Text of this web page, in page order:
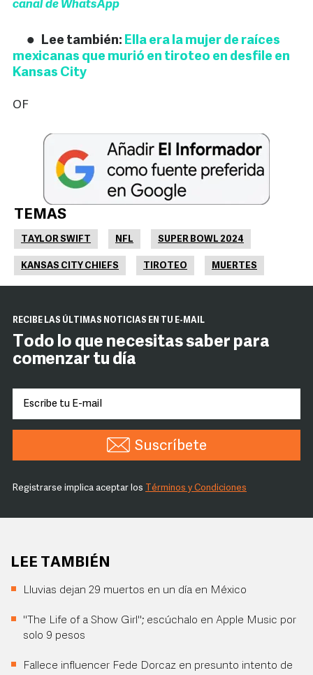
canal de WhatsApp
Lee también: Ella era la mujer de raíces
mexicanas que murió en tiroteo en desfile en
Kansas City
OF
TEMAS
TAYLOR SWIFT NFL SUPER BOWL 2024
KANSAS CITY CHIEFS TIROTEO MUERTES
RECIBE LAS ÚLTIMAS NOTICIAS EN TU E-MAIL
Todo lo que necesitas saber para
comenzar tu día
Suscríbete
Registrarse implica aceptar los Términos y Condiciones
LEE TAMBIÉN
Lluvias dejan 29 muertos en un día en México
"The Life of a Show Girl"; escúchalo en Apple Music por
solo 9 pesos
Fallece influencer Fede Dorcaz en presunto intento de